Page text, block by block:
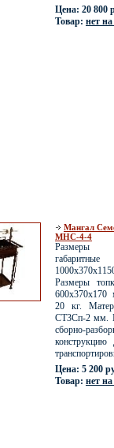
Цена: 20 800
Товар: нет
Мангал
МНС-4-4
Размеры
Размеры
20 кг.
СТ3Сп-2 мм.
сборно-
конструкцию
Цена: 5 200
Товар: нет